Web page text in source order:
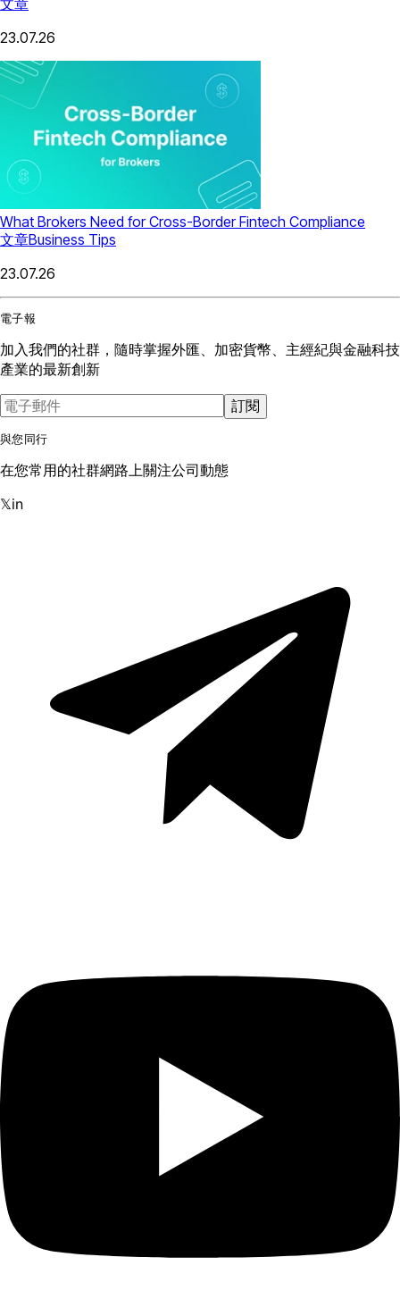
文章
23.07.26
What Brokers Need for Cross-Border Fintech Compliance
文章Business Tips
23.07.26
電子報
加入我們的社群，隨時掌握外匯、加密貨幣、主經紀與金融科技
產業的最新創新
訂閱
與您同行
在您常用的社群網路上關注公司動態
𝕏in